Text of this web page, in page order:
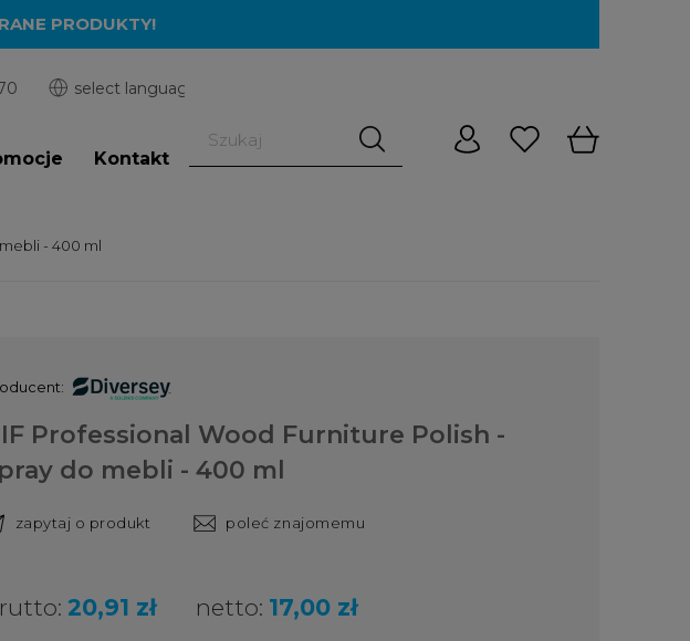
PRODUKTY!
Kontakt
- 400 ml
Professional Wood Furniture Polish -
do mebli - 400 ml
zapytaj o produkt poleć znajomemu
20,91 zł netto: 17,00 zł